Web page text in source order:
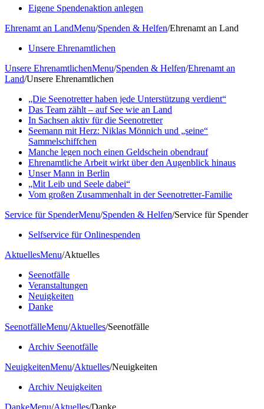
Eigene Spendenaktion anlegen
Ehrenamt an LandMenu/Spenden & Helfen/Ehrenamt an Land
Unsere Ehrenamtlichen
Unsere EhrenamtlichenMenu/Spenden & Helfen/Ehrenamt an
Land/Unsere Ehrenamtlichen
„Die Seenotretter haben jede Unterstützung verdient“
Das Team zählt – auf See wie an Land
In Sachsen aktiv für die Seenotretter
Seemann mit Herz: Niklas Mönnich und „seine“
Sammelschiffchen
Manche legen noch einen Geldschein obendrauf
Ehrenamtliche Arbeit wirkt über den Augenblick hinaus
Unser Mann in Berlin
„Mit Leib und Seele dabei“
Vom großen Zusammenhalt in der Seenotretter-Familie
Service für SpenderMenu/Spenden & Helfen/Service für Spender
Selfservice für Onlinespenden
AktuellesMenu/Aktuelles
Seenotfälle
Veranstaltungen
Neuigkeiten
Danke
SeenotfälleMenu/Aktuelles/Seenotfälle
Archiv Seenotfälle
NeuigkeitenMenu/Aktuelles/Neuigkeiten
Archiv Neuigkeiten
DankeMenu/Aktuelles/Danke